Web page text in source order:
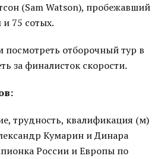
(Sam Watson), пробежавший
и 75 сотых.
отборочный тур в
за финалисток скорости.
трудность, квалификация (м)
Кумарин и Динара
России и Европы по